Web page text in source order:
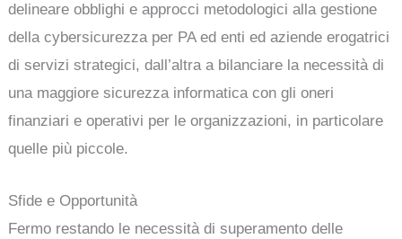
delineare obblighi e approcci metodologici alla gestione
della cybersicurezza per PA ed enti ed aziende erogatrici
di servizi strategici, dall’altra a bilanciare la necessità di
una maggiore sicurezza informatica con gli oneri
finanziari e operativi per le organizzazioni, in particolare
quelle più piccole.
Sfide e Opportunità
Fermo restando le necessità di superamento delle